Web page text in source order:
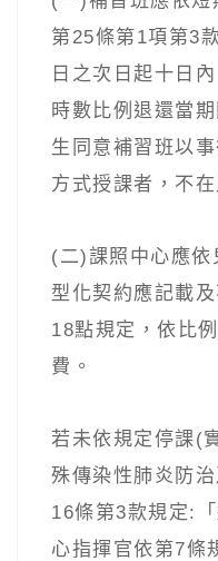
第25條第1項第3
日之次日起十日
時數比例退還當
生同意補習班以
方式授課者，不在
(二)課照中心應依
型化契約應記載
18點規定，依比
費。
若未依規定停課(
殊傳染性肺炎防
16條第3款規定:
心指揮官依第7條